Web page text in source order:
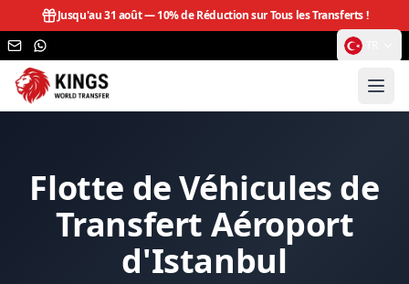
Jusqu'au 31 août —10% de Réduction sur Tous les Transferts !
Flotte de Véhicules de
Transfert Aéroport
d'Istanbul